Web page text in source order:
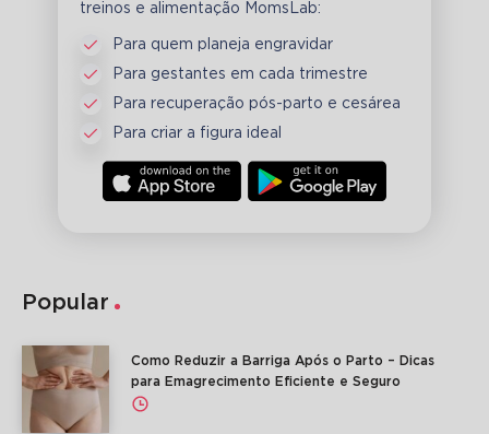
treinos e alimentação MomsLab:
Para quem planeja engravidar
Para gestantes em cada trimestre
Para recuperação pós-parto e cesárea
Para criar a figura ideal
Popular
Como Reduzir a Barriga Após o Parto – Dicas
para Emagrecimento Eficiente e Seguro